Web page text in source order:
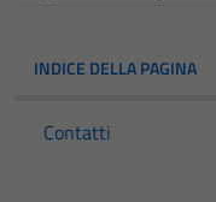
INDICE DELLA PAGINA
Contatti